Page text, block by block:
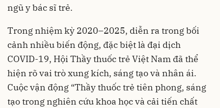
ngũ y bác sĩ trẻ.
Trong nhiệm kỳ 2020–2025, diễn ra trong bối
cảnh nhiều biến động, đặc biệt là đại dịch
COVID-19, Hội Thầy thuốc trẻ Việt Nam đã thể
hiện rõ vai trò xung kích, sáng tạo và nhân ái.
Cuộc vận động “Thầy thuốc trẻ tiên phong, sáng
tạo trong nghiên cứu khoa học và cải tiến chất